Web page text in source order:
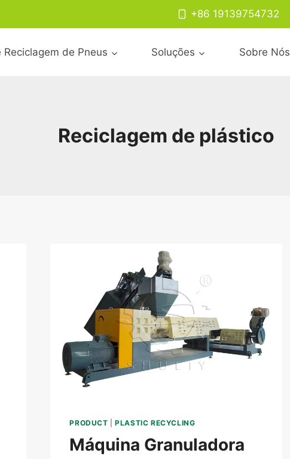
+86 19139754732
Reciclagem de Pneus Soluções Sobre Nós
Reciclagem de plástico
PRODUCT |PLASTIC RECYCLING
Máquina Granuladora